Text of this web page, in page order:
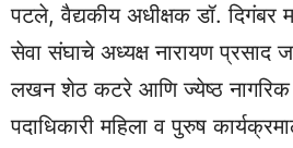
पटले, वैद्यकीय अधीक्षक डॉ. दिगंबर
सेवा संघाचे अध्यक्ष नारायण प्रसाद
लखन शेठ कटरे आणि ज्येष्ठ
पदाधिकारी महिला व पुरुष